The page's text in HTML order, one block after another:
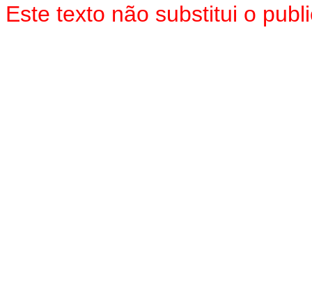
Este texto não substitui o